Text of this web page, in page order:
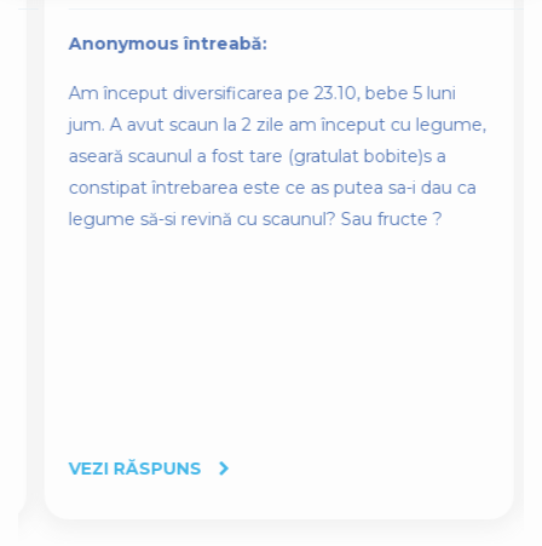
Anonymous întreabă:
Am început diversificarea pe 23.10, bebe 5 luni
jum. A avut scaun la 2 zile am început cu legume,
aseară scaunul a fost tare (gratulat bobite)s a
constipat întrebarea este ce as putea sa-i dau ca
legume să-si revină cu scaunul? Sau fructe ?
VEZI RĂSPUNS